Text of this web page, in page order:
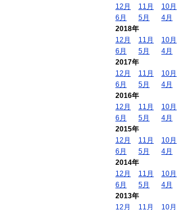
12月
11月 10月
6月
5月 4月
2018年
12月
11月 10月
6月
5月 4月
2017年
12月
11月 10月
6月
5月 4月
2016年
12月
11月 10月
6月
5月 4月
2015年
12月
11月 10月
6月
5月 4月
2014年
12月
11月 10月
6月
5月 4月
2013年
12月
11月 10月